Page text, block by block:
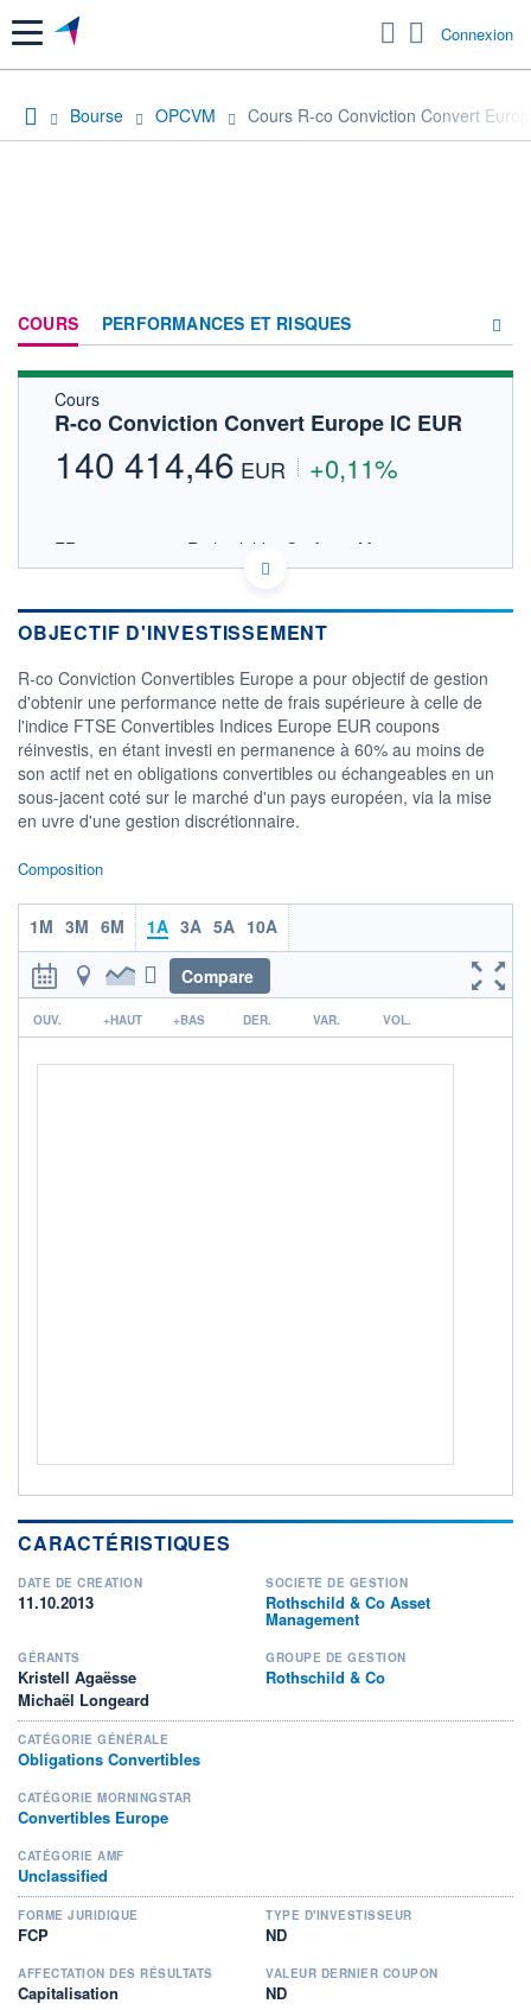
Menu Connexion
Bourse OPCVM Cours R-co Conviction Convert
COURS PERFORMANCES ET RISQUES
Cours
R-co Conviction Convert Europe IC EUR
140 414,46 EUR +0,11%
FR0011415280 - Rothschild & Co Asset Management
OPCVM DERNIER COURS CONNU AU 06/08/2026
04/12 07/04
140 000
CATÉGORIE MORNINGSTAR
TARIFS PRIVILÉGIÉS 0%
ÉLIGIBILITÉ
PEA PEA-PME BOURSOVIE LUX
CTO BUSINESS
Non éligible Boursobank
ACTIF NET (EUR)
OBJECTIF D'INVESTISSEMENT
R-co Conviction Convertibles Europe a pour objectif de gestion
d'obtenir une performance nette de frais supérieure à celle de
l'indice FTSE Convertibles Indices Europe EUR coupons
réinvestis, en étant investi en permanence à 60% au moins de
son actif net en obligations convertibles ou échangeables en un
sous-jacent coté sur le marché d'un pays européen, via la mise
en uvre d'une gestion discrétionnaire.
Composition
1M 3M 6M 1A 3A 5A 10A
Compare
r
OUV. +HAUT +BAS DER. VAR. VOL.
CARACTÉRISTIQUES
DATE DE CRÉATION
11.10.2013
SOCIÉTÉ DE GESTION
Rothschild & Co Asset
Management
GÉRANTS
Kristell Agaësse
Michaël Longeard
GROUPE DE GESTION
Rothschild & Co
CATÉGORIE GÉNÉRALE
Obligations Convertibles
CATÉGORIE MORNINGSTAR
Convertibles Europe
CATÉGORIE AMF
Unclassified
FORME JURIDIQUE
FCP
TYPE D'INVESTISSEUR
ND
AFFECTATION DES RÉSULTATS
Capitalisation
VALEUR DERNIER COUPON
ND